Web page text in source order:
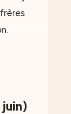
juin)